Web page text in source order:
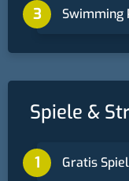
Swimming
Spiele &
Gratis